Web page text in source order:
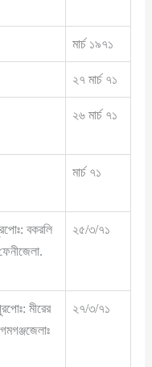
মার্চ ১৯৭১
২৭ মার্চ ৭১
২৬ মার্চ ৭১
মার্চ ৭১
বকরলি
২৫/৩/৭১
মীরের
২৭/৩/৭১